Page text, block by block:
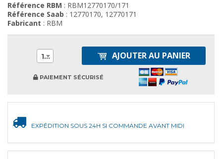
Référence RBM : RBM12770170/171
Référence Saab : 12770170, 12770171
Fabricant : RBM
1 AJOUTER AU PANIER
PAIEMENT SÉCURISÉ
EXPÉDITION SOUS 24H SI COMMANDE AVANT MIDI